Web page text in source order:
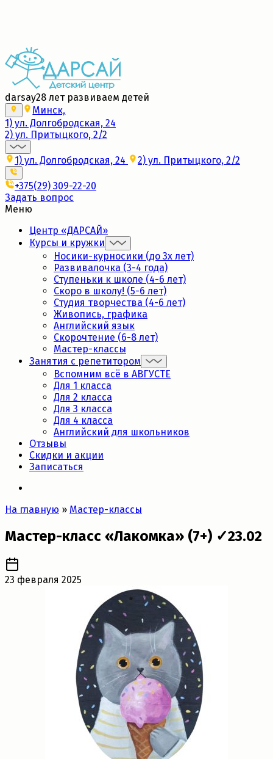
darsay28 лет развиваем детей
Минск,
1) ул. Долгобродская, 24
2) ул. Притыцкого, 2/2
1) ул. Долгобродская, 24 2) ул. Притыцкого, 2/2
+375(29) 309-22-20
Задать вопрос
Меню
Центр «ДАРСАЙ»
Курсы и кружки
Носики-курносики (до 3х лет)
Развивалочка (3-4 года)
Ступеньки к школе (4-6 лет)
Скоро в школу! (5-6 лет)
Студия творчества (4-6 лет)
Живопись, графика
Английский язык
Скорочтение (6-8 лет)
Мастер-классы
Занятия с репетитором
Вспомним всё в АВГУСТЕ
Для 1 класса
Для 2 класса
Для 3 класса
Для 4 класса
Английский для школьников
Отзывы
Скидки и акции
Записаться
На главную » Мастер-классы
Мастер-класс «Лакомка» (7+) ✓23.02
23 февраля 2025